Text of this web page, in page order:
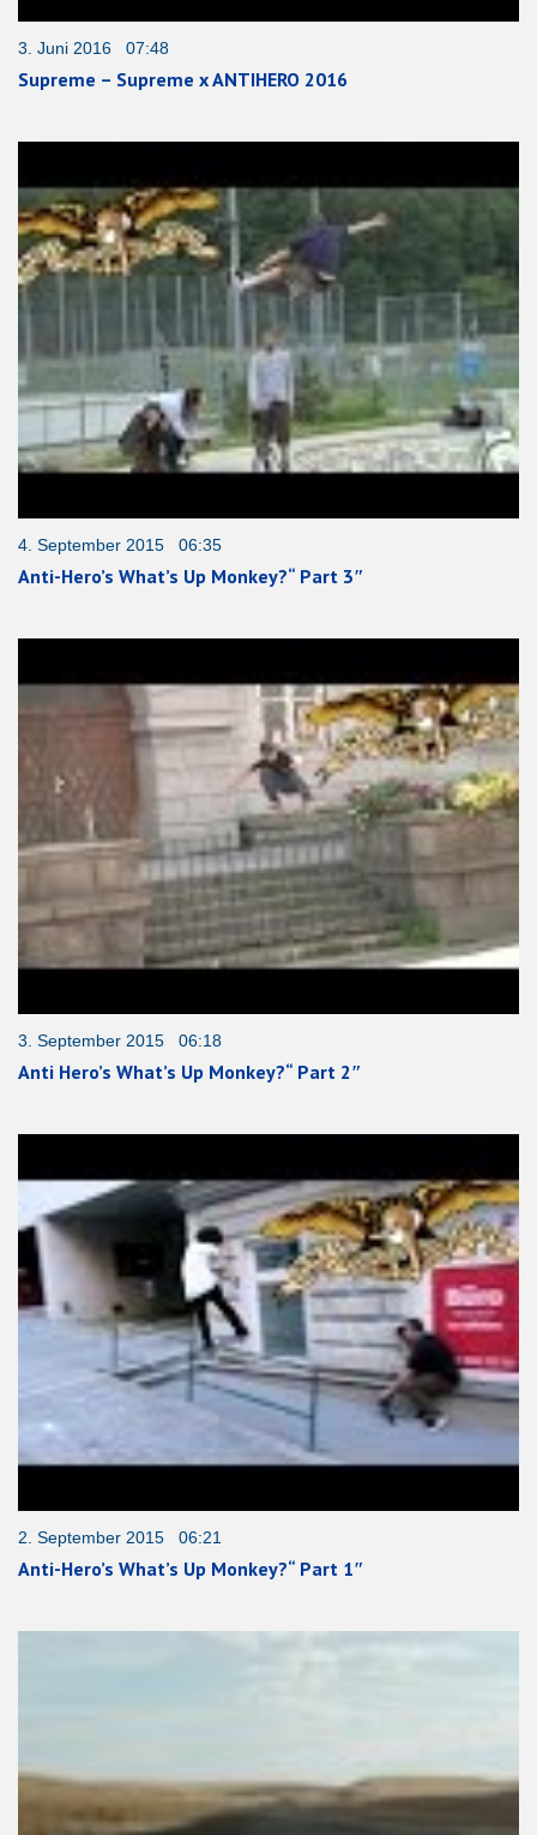
3. Juni 2016 07:48
Supreme – Supreme x ANTIHERO 2016
4. September 2015 06:35
Anti-Hero’s What’s Up Monkey?“ Part 3″
3. September 2015 06:18
Anti Hero’s What’s Up Monkey?“ Part 2″
2. September 2015 06:21
Anti-Hero’s What’s Up Monkey?“ Part 1″